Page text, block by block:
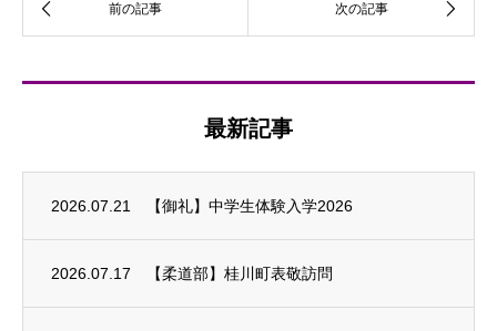
最新記事
2026.07.21 【御礼】中学生体験入学2026
2026.07.17 【柔道部】桂川町表敬訪問